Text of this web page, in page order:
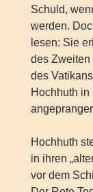
Schuld,
werden.
lesen: Sie
des Zweiten
des
Hochhuth in
Hochhuth
in ihren
vor dem